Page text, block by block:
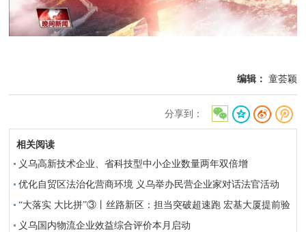
编辑： 童荟颖
分享到：
相关阅读
义乌高新技术企业、省科技型中小企业数量两年双倍增
优化自贸区法治化营商环境 义乌举办民营企业家对话法官活动
“大落实 大比拼”③丨丝路新区：担当突破超速跑 宏基大厦提前验
收 企业提前入驻
义乌国内物流企业效益综合评价本月启动